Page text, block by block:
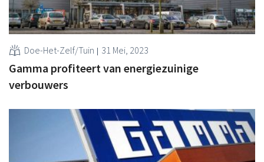
Doe-Het-Zelf/Tuin 31 Mei, 2023
Gamma profiteert van energiezuinige
verbouwers